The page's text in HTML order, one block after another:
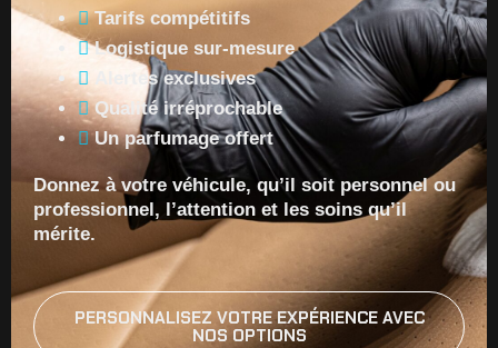
Tarifs compétitifs
Logistique sur-mesure
Alertes exclusives
Qualité irréprochable
Un parfumage offert
Donnez à votre véhicule, qu’il soit personnel ou
professionnel, l’attention et les soins qu’il
mérite.
PERSONNALISEZ VOTRE EXPÉRIENCE AVEC
NOS OPTIONS